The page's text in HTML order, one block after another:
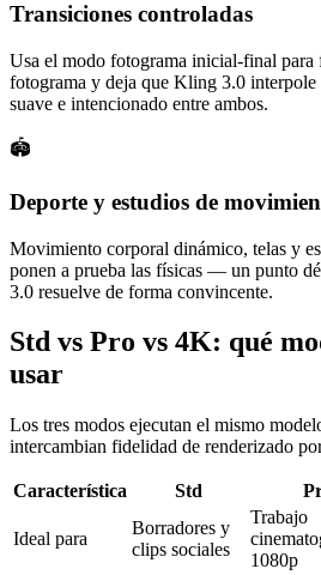
Transiciones controladas
Usa el modo fotograma inicial-final
fotograma y deja que Kling 3.0 interpole
suave e intencionado entre ambos.
🏟️
Deporte y estudios de
Movimiento corporal dinámico, telas y
ponen a prueba las físicas — un punto
3.0 resuelve de forma convincente.
Std vs Pro vs 4K: qué
usar
Los tres modos ejecutan el mismo
intercambian fidelidad de renderizado
Característica Std
Ideal para
Borradores y
clips sociales
Trabajo
1080p